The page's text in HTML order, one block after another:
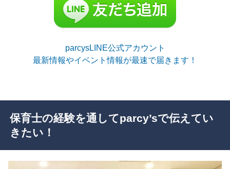
parcysLINE公式アカウント
最新情報やイベント情報が最速で届きます！
保育士の経験を通してparcy’sで伝えてい
きたい！